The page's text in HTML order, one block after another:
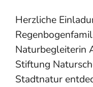
Herzliche
Naturbegleiterin
Stiftung
Stadtnatur